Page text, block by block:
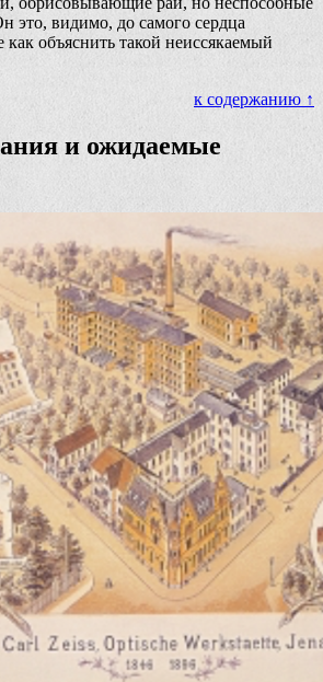
это, видимо, до самого сердца
как объяснить такой неиссякаемый
к содержанию ↑
и ожидаемые